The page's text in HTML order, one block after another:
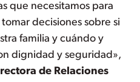
que necesitamos para
decisiones sobre si
familia y cuándo y
dignidad y seguridad»,
de Relaciones